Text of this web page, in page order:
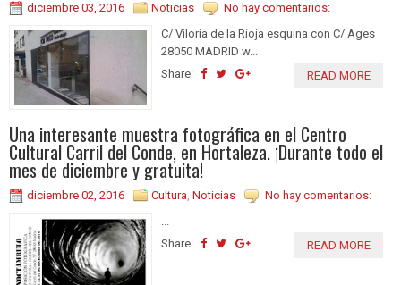
diciembre 03, 2016 Noticias
No hay comentarios:
C/ Viloria de la Rioja esquina con C/ Ages
28050 MADRID w...
Share:
READ MORE
Una interesante muestra fotográfica en el Centro
Cultural Carril del Conde, en Hortaleza. ¡Durante todo el
mes de diciembre y gratuita!
diciembre 02, 2016 Cultura, Noticias
No hay comentarios:
...
Share:
READ MORE